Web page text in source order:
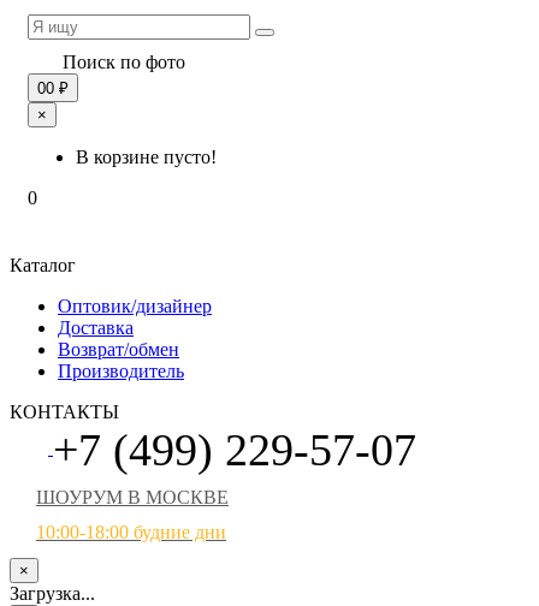
Поиск по фото
00 ₽
×
В корзине пусто!
0
Каталог
Оптовик/дизайнер
Доставка
Возврат/обмен
Производитель
КОНТАКТЫ
+7 (499) 229-57-07
ШОУРУМ В МОСКВЕ
10:00-18:00 будние дни
×
Загрузка...